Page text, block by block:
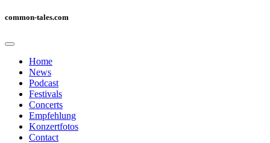
common-tales.com
Home
News
Podcast
Festivals
Concerts
Empfehlung
Konzertfotos
Contact